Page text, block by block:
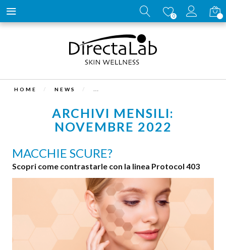
0
HOME NEWS
ARCHIVI MENSILI:
NOVEMBRE 2022
MACCHIE SCURE?
Scopri come contrastarle con la linea Protocol 403